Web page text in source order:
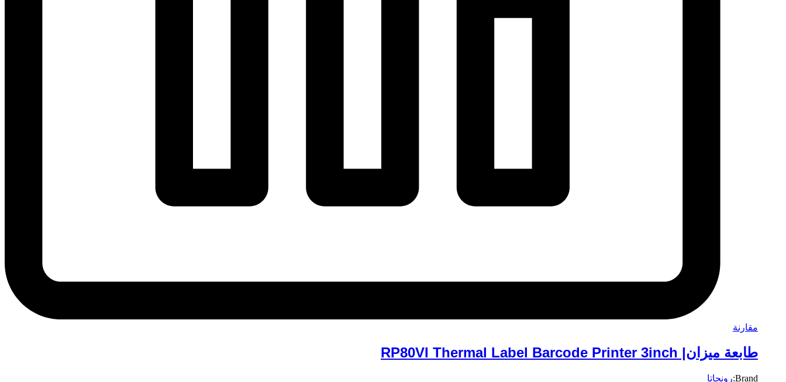
مقارنة
طابعة ميزان| RP80VI Thermal Label Barcode Printer 3inch
Brand: رونجاتا